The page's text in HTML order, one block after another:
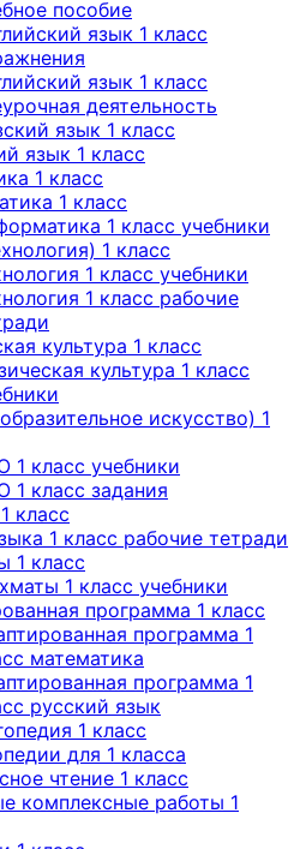
пособие
язык 1 класс
язык 1 класс
деятельность
язык 1 класс
язык 1 класс
1 класс
1 класс
1 класс учебники
1 класс
1 класс учебники
1 класс рабочие
культура 1 класс
культура 1 класс
искусство) 1
1 класс учебники
1 класс задания
класс
1 класс рабочие тетради
1 класс
1 класс учебники
программа 1 класс
программа 1
математика
программа 1
русский язык
1 класс
для 1 класса
чтение 1 класс
комплексные работы 1